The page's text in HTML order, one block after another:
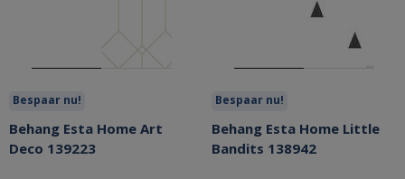
Bespaar nu!
Behang Esta Home Art
Deco 139223
Bespaar nu!
Behang Esta Home Little
Bandits 138942